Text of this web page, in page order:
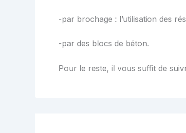
-par brochage : l’utilisation des
-par des blocs de béton.
Pour le reste, il vous suffit de